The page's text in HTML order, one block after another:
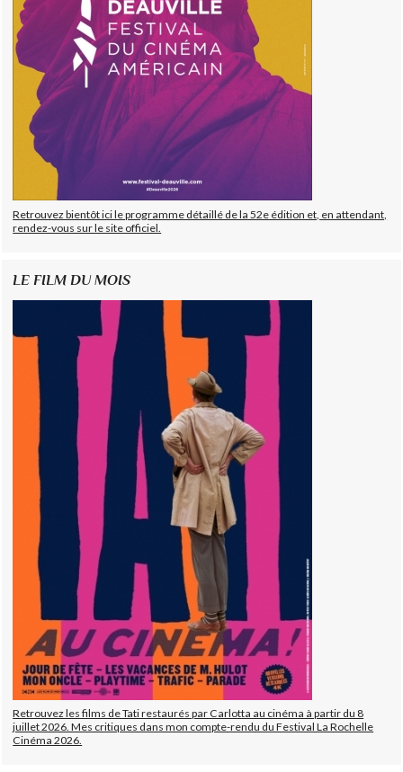
Retrouvez bientôt ici le programme détaillé de la 52e édition et, en attendant,
rendez-vous sur le site officiel.
LE FILM DU MOIS
Retrouvez les films de Tati restaurés par Carlotta au cinéma à partir du 8
juillet 2026. Mes critiques dans mon compte-rendu du Festival La Rochelle
Cinéma 2026.